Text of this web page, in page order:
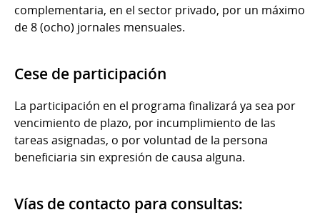
complementaria, en el sector privado, por un máximo
de 8 (ocho) jornales mensuales.
Cese de participación
La participación en el programa finalizará ya sea por
vencimiento de plazo, por incumplimiento de las
tareas asignadas, o por voluntad de la persona
beneficiaria sin expresión de causa alguna.
Vías de contacto para consultas: